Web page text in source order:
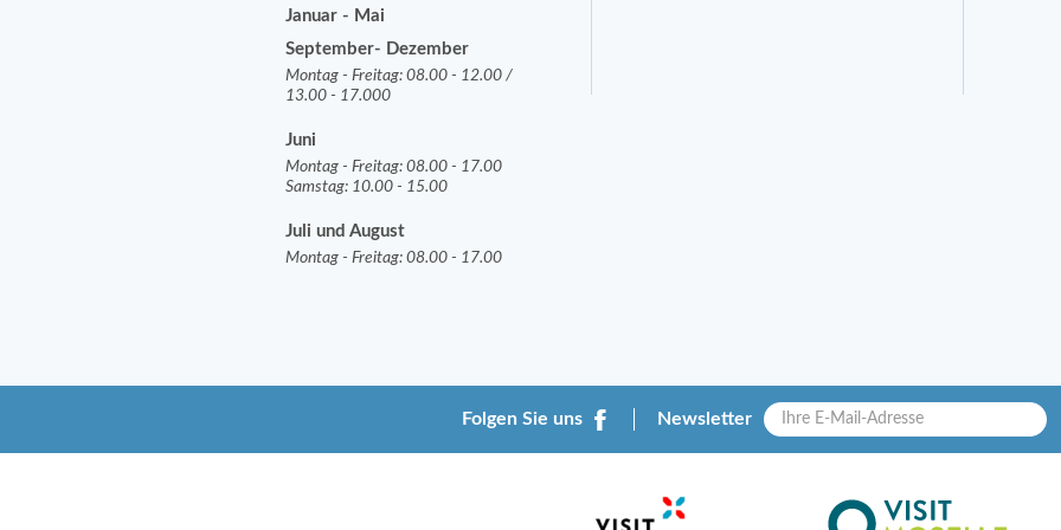
Januar - Mai
September- Dezember
Montag - Freitag: 08.00 - 12.00 /
13.00 - 17.000
Juni
Montag - Freitag: 08.00 - 17.00
Samstag: 10.00 - 15.00
Juli und August
Montag - Freitag: 08.00 - 17.00
Folgen Sie uns Newsletter